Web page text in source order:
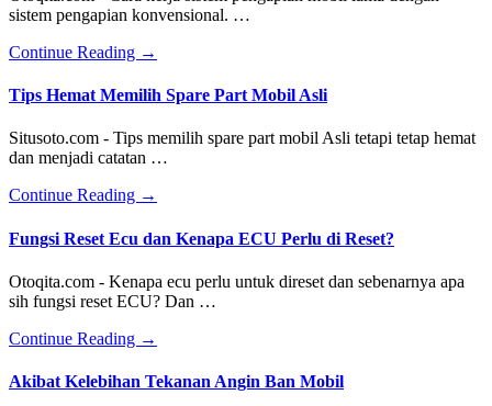
sistem pengapian konvensional. …
Continue Reading about
Sistem
Kerja
Cara
Kerja
Konvensional
Pada
Mobil
→
Tips Hemat Memilih Spare Part Mobil Asli
Situsoto.com - Tips memilih spare part mobil Asli tetapi tetap hemat
dan menjadi catatan …
Continue Reading about
Hemat
Part
Mobil
→
Fungsi Reset Ecu dan Kenapa ECU Perlu di Reset?
Otoqita.com - Kenapa ecu perlu untuk direset dan sebenarnya apa
sih fungsi reset ECU? Dan …
Continue Reading about
Reset
→
Akibat Kelebihan Tekanan Angin Ban Mobil